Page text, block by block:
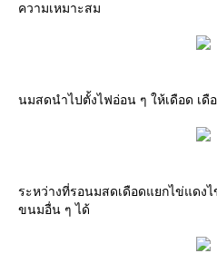
ความเหมาะสม
นมสดนำไปตั้งไฟอ่อน ๆ ให้เดือด เดื
ระหว่างที่รอนมสดเดือดแยกไข่แดง
ขนมอื่น ๆ ได้